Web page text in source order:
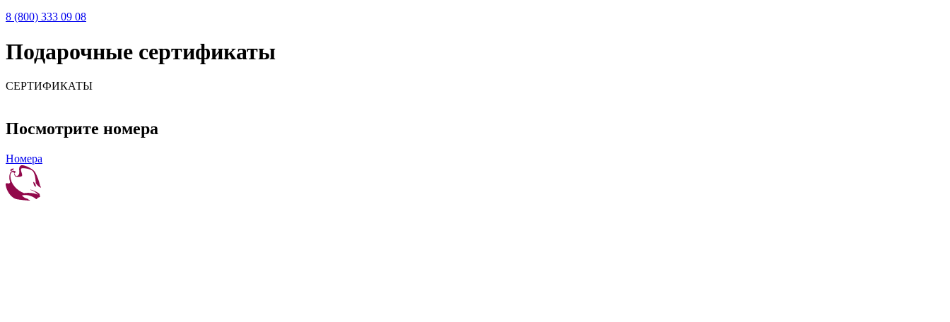
8 (800) 333 09 08
Подарочные сертификаты
СЕРТИФИКАТЫ
Посмотрите номера
Номера